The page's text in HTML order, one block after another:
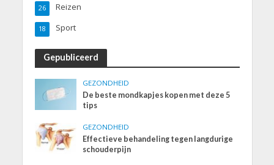
Reizen
26
Sport
18
Gepubliceerd
GEZONDHEID
De beste mondkapjes kopen met deze 5
tips
GEZONDHEID
Effectieve behandeling tegen langdurige
schouderpijn